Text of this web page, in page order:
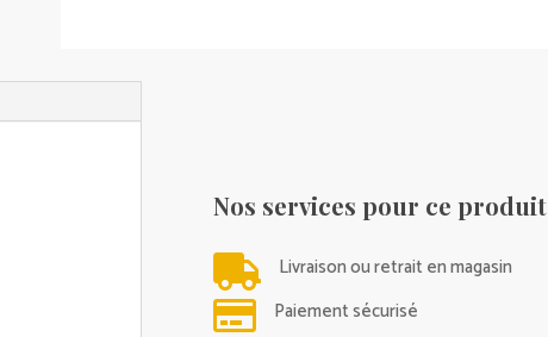
Nos services pour ce produit
 Livraison ou retrait en magasin
 Paiement sécurisé